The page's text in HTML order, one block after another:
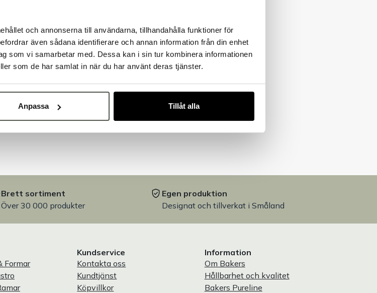
och annonserna till användarna, tillhandahålla funktioner för
även sådana identifierare och annan information från din enhet
som vi samarbetar med. Dessa kan i sin tur kombinera informationen
som de har samlat in när du har använt deras tjänster.
Anpassa Tillåt alla
Brett sortiment
Över 30 000 produkter
Egen produktion
Designat och tillverkat i Småland
Formar
Kundservice
Kontakta oss
Kundtjänst
Köpvillkor
Information
Om Bakers
Hållbarhet och kvalitet
Bakers Pureline
till Bakers!
som företag eller privatperson?
Fortsätt som företag